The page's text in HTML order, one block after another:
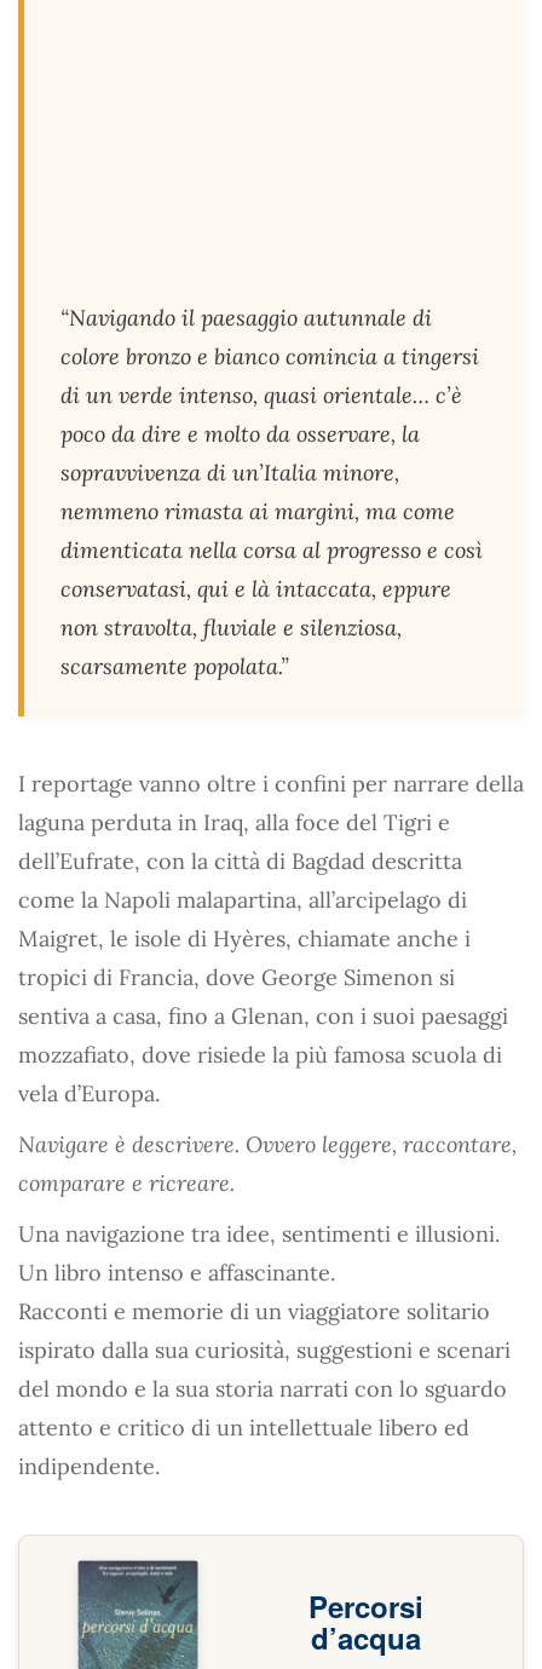
“Navigando il paesaggio autunnale di
colore bronzo e bianco comincia a tingersi
di un verde intenso, quasi orientale… c’è
poco da dire e molto da osservare, la
sopravvivenza di un’Italia minore,
nemmeno rimasta ai margini, ma come
dimenticata nella corsa al progresso e così
conservatasi, qui e là intaccata, eppure
non stravolta, fluviale e silenziosa,
scarsamente popolata.”
I reportage vanno oltre i confini per narrare della
laguna perduta in Iraq, alla foce del Tigri e
dell’Eufrate, con la città di Bagdad descritta
come la Napoli malapartina, all’arcipelago di
Maigret, le isole di Hyères, chiamate anche i
tropici di Francia, dove George Simenon si
sentiva a casa, fino a Glenan, con i suoi paesaggi
mozzafiato, dove risiede la più famosa scuola di
vela d’Europa.
Navigare è descrivere. Ovvero leggere, raccontare,
comparare e ricreare.
Una navigazione tra idee, sentimenti e illusioni.
Un libro intenso e affascinante.
Racconti e memorie di un viaggiatore solitario
ispirato dalla sua curiosità, suggestioni e scenari
del mondo e la sua storia narrati con lo sguardo
attento e critico di un intellettuale libero ed
indipendente.
Percorsi
d’acqua